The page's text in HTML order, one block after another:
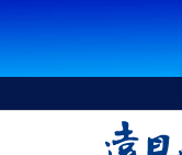
特輯